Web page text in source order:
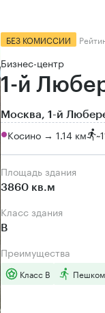
БЕЗ КОМИССИИ
Бизнес-центр
1-й
Москва, 1-й
Косино → 1.14 км ~
Площадь здания
3860 кв.м
Класс здания
B
Преимущества
Класс B